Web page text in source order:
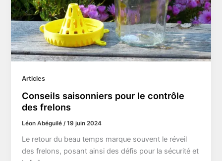
Articles
Conseils saisonniers pour le contrôle
des frelons
Léon Abéguilé /19 juin 2024
Le retour du beau temps marque souvent le réveil
des frelons, posant ainsi des défis pour la sécurité et